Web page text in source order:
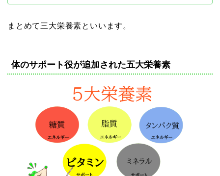
まとめて三大栄養素といいます。
体のサポート役が追加された五大栄養素